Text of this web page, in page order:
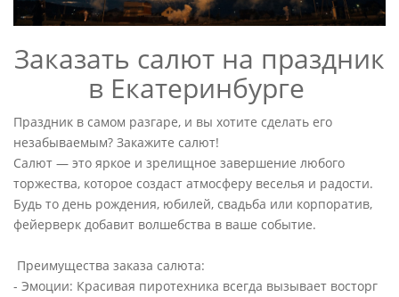
Заказать салют на праздник
в Екатеринбурге
Праздник в самом разгаре, и вы хотите сделать его
незабываемым? Закажите салют!
Салют — это яркое и зрелищное завершение любого
торжества, которое создаст атмосферу веселья и радости.
Будь то день рождения, юбилей, свадьба или корпоратив,
фейерверк добавит волшебства в ваше событие.
Преимущества заказа салюта:
- Эмоции: Красивая пиротехника всегда вызывает восторг